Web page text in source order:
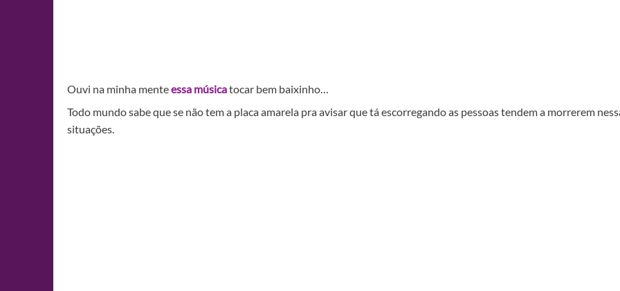
Ouvi na minha menteessa músicatocar bem baixinho…
Todo mundo sabe que se não tem a placa amarela pra avisar que tá escorregando as pessoas tendem a morrerem
situações.